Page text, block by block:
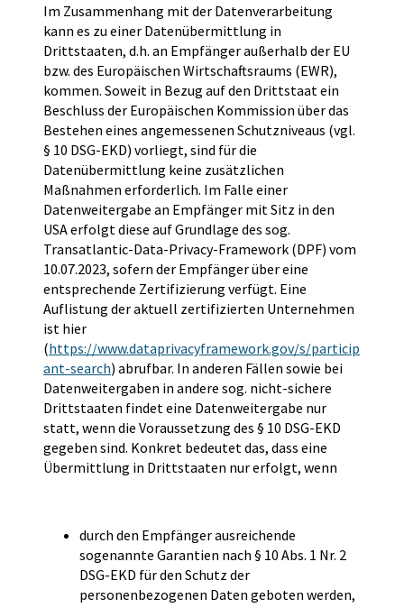
Im Zusammenhang mit der Datenverarbeitung
kann es zu einer Datenübermittlung in
Drittstaaten, d.h. an Empfänger außerhalb der EU
bzw. des Europäischen Wirtschaftsraums (EWR),
kommen. Soweit in Bezug auf den Drittstaat ein
Beschluss der Europäischen Kommission über das
Bestehen eines angemessenen Schutzniveaus (vgl.
§ 10 DSG-EKD) vorliegt, sind für die
Datenübermittlung keine zusätzlichen
Maßnahmen erforderlich. Im Falle einer
Datenweitergabe an Empfänger mit Sitz in den
USA erfolgt diese auf Grundlage des sog.
Transatlantic-Data-Privacy-Framework (DPF) vom
10.07.2023, sofern der Empfänger über eine
entsprechende Zertifizierung verfügt. Eine
Auflistung der aktuell zertifizierten Unternehmen
ist hier
(https://www.dataprivacyframework.gov/s/particip
ant-search) abrufbar. In anderen Fällen sowie bei
Datenweitergaben in andere sog. nicht-sichere
Drittstaaten findet eine Datenweitergabe nur
statt, wenn die Voraussetzung des § 10 DSG-EKD
gegeben sind. Konkret bedeutet das, dass eine
Übermittlung in Drittstaaten nur erfolgt, wenn
durch den Empfänger ausreichende
sogenannte Garantien nach § 10 Abs. 1 Nr. 2
DSG-EKD für den Schutz der
personenbezogenen Daten geboten werden,